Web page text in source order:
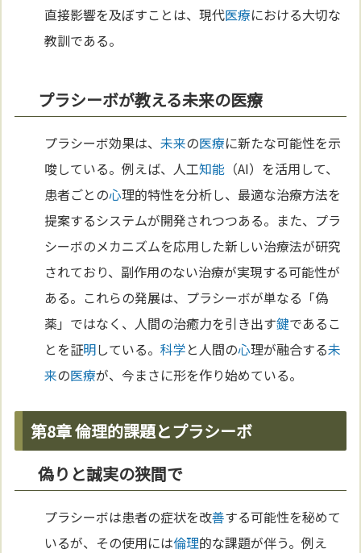
直接影響を及ぼすことは、現代医療における大切な
教訓である。
プラシーボが教える未来の医療
プラシーボ効果は、未来の医療に新たな可能性を示
唆している。例えば、人工知能 （AI）を活用して、
患者ごとの心理的特性を分析し、最適な治療方法を
提案するシステムが開発されつつある。また、プラ
シーボのメカニズムを応用した新しい治療法が研究
されており、副作用のない治療が実現する可能性が
ある。これらの発展は、プラシーボが単なる「偽
薬」ではなく、人間の治癒力を引き出す鍵であるこ
とを証明している。科学と人間の心理が融合する未
来の医療が、今まさに形を作り始めている。
第8章 倫理的課題とプラシーボ
偽りと誠実の狭間で
プラシーボは患者の症状を改善する可能性を秘めて
いるが、その使用には倫理的な課題が伴う。例え